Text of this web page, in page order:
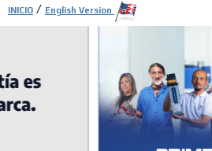
INICIO / English Version
ADS-3A